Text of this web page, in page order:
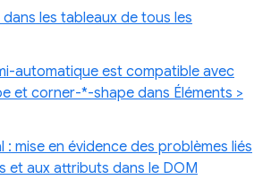
dans les tableaux de tous les
automatique est compatible avec
et corner-*-shape dans Éléments >
: mise en évidence des problèmes liés
et aux attributs dans le DOM